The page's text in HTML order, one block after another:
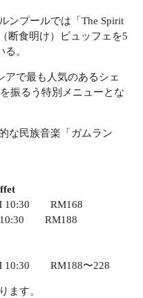
ンプールでは「The Spirit
断食明け）ビュッフェを5
。
アで最も人気のあるシェ
振るう特別メニューとな
な民族音楽「ガムラン
10:30 RM168
10:30 RM188
10:30 RM188〜228
ます。